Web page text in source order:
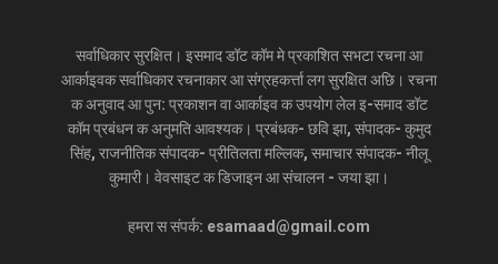
सर्वाधिकार सुरक्षित। इसमाद डॉट कॉम मे प्रकाशित सभटा रचना आ
आर्काइवक सर्वाधिकार रचनाकार आ संग्रहकर्त्ता लग सुरक्षित अछि। रचना
क अनुवाद आ पुन: प्रकाशन वा आर्काइव क उपयोग लेल इ-समाद डॉट
कॉम प्रबंधन क अनुमति आवश्यक। प्रबंधक- छवि झा, संपादक- कुमुद
सिंह, राजनीतिक संपादक- प्रीतिलता मल्लिक, समाचार संपादक- नीलू
कुमारी। वेवसाइट क डिजाइन आ संचालन - जया झा।
हमरा स संपर्क: esamaad@gmail.com